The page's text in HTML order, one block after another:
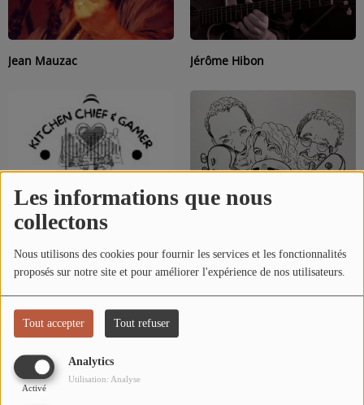
Les informations que nous
collectons
Nous utilisons des cookies pour fournir les services et les fonctionnalités
proposés sur notre site et pour améliorer l'expérience de nos utilisateurs.
Tout accepter Tout refuser
Analytics
Activé
Utilisation: Analyse
TITRES DIFFUSÉS
ARTISTES
Participez
ADHÉREZ À STUDIO 45 !
DÉDICACES
Contact
Se connecter
Jean Mauzac Jérôme Hibon
Kitchen, Chief & Gamer Laf'air